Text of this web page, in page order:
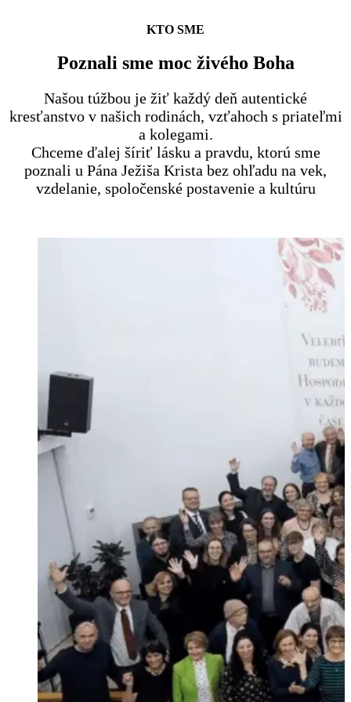
KTO SME
Poznali sme moc živého Boha
Našou túžbou je žiť každý deň autentické
kresťanstvo v našich rodinách, vzťahoch s priateľmi
a kolegami.
Chceme ďalej šíriť lásku a pravdu, ktorú sme
poznali u Pána Ježiša Krista bez ohľadu na vek,
vzdelanie, spoločenské postavenie a kultúru